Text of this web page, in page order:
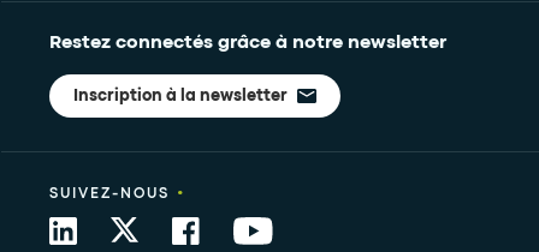
Restez connectés grâce à notre newsletter
Inscription à la newsletter
SUIVEZ-NOUS •